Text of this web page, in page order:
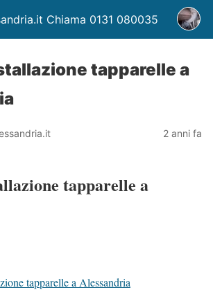
Chiama 0131 080035
tapparelle a
2 anni fa
tapparelle a
tapparelle a Alessandria